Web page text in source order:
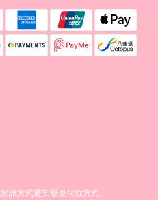
訊方式通知變更付款方式。